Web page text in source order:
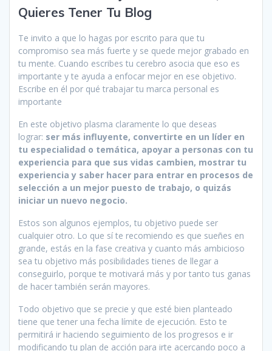
Quieres Tener Tu Blog
Te invito a que lo hagas por escrito para que tu
compromiso sea más fuerte y se quede mejor grabado en
tu mente. Cuando escribes tu cerebro asocia que eso es
importante y te ayuda a enfocar mejor en ese objetivo.
Escribe en él por qué trabajar tu marca personal es
importante
En este objetivo plasma claramente lo que deseas
lograr: ser más influyente, convertirte en un líder en
tu especialidad o temática, apoyar a personas con tu
experiencia para que sus vidas cambien, mostrar tu
experiencia y saber hacer para entrar en procesos de
selección a un mejor puesto de trabajo, o quizás
iniciar un nuevo negocio.
Estos son algunos ejemplos, tu objetivo puede ser
cualquier otro. Lo que sí te recomiendo es que sueñes en
grande, estás en la fase creativa y cuanto más ambicioso
sea tu objetivo más posibilidades tienes de llegar a
conseguirlo, porque te motivará más y por tanto tus ganas
de hacer también serán mayores.
Todo objetivo que se precie y que esté bien planteado
tiene que tener una fecha límite de ejecución. Esto te
permitirá ir haciendo seguimiento de los progresos e ir
modificando tu plan de acción para irte acercando poco a